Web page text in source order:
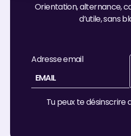
Orientation, alternance,
d’utile, sans
Adresse email
Tu peux te désinscrire